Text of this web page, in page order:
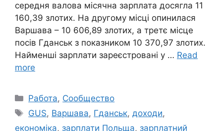
середня валова місячна зарплата досягла 11
160,39 злотих. На другому місці опинилася
Варшава – 10 606,89 злотих, а третє місце
посів Гданськ з показником 10 370,97 злотих.
Найменші зарплати зареєстровані у … Read
more
Categories
Работа, Сообщество
Tags
GUS, Варшава, Гданськ,доходи,
економіка, зарплати Польща, зарплатний